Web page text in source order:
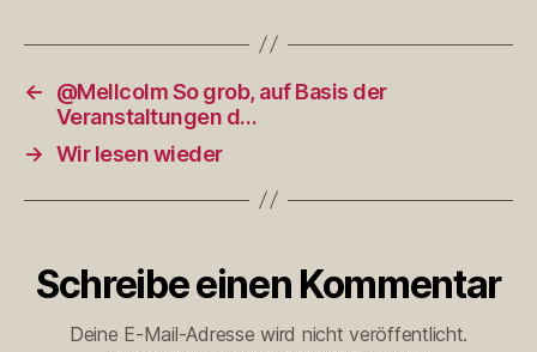
←
@Mellcolm So grob, auf Basis der
Veranstaltungen d…
→ Wir lesen wieder
Schreibe einen Kommentar
Deine E-Mail-Adresse wird nicht veröffentlicht.